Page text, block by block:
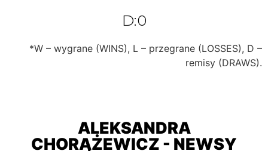
D:0
*W – wygrane (WINS), L – przegrane (LOSSES), D –
remisy (DRAWS).
ALEKSANDRA
CHORĄŻEWICZ - NEWSY